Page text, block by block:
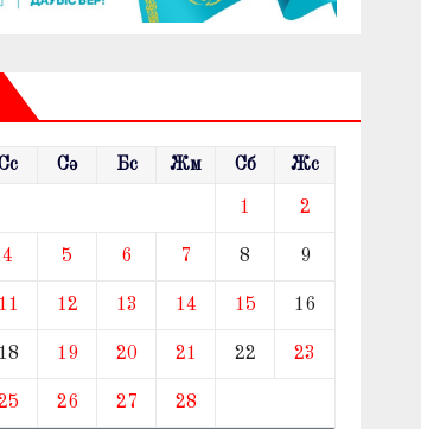
Сә Бс Жм Сб Жс
1 2
4 5 6 7 8 9
11 12 13 14 15 16
18 19 20 21 22 23
26 27 28